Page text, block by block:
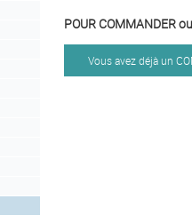
POUR COMMANDER
Vous avez déjà un